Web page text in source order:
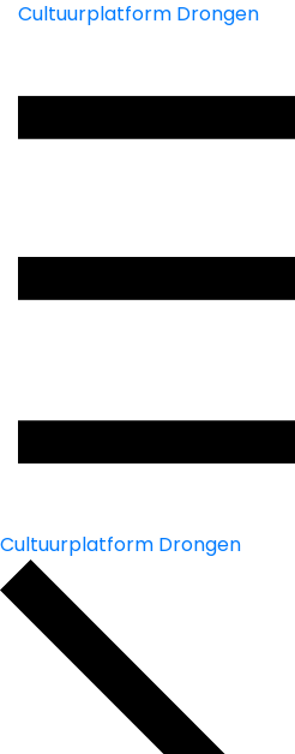
Cultuurplatform Drongen
Cultuurplatform Drongen